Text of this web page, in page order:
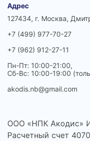
Адрес
127434, г. Москва,
+7 (499) 977-70-27
+7 (962) 912-27-11
Пн-Пт: 10:00-21:00,
Сб-Вс: 10:00-19:00
akodis.nb@gmail.com
ООО «НПК Акодис»
Расчетный счет